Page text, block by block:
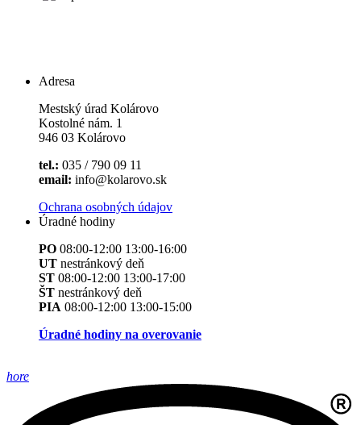
Adresa
Mestský úrad Kolárovo
Kostolné nám. 1
946 03 Kolárovo
tel.: 035 / 790 09 11
email: info@kolarovo.sk
Ochrana osobných údajov
Úradné hodiny
PO 08:00-12:00 13:00-16:00
UT nestránkový deň
ST 08:00-12:00 13:00-17:00
ŠT nestránkový deň
PIA 08:00-12:00 13:00-15:00
Úradné hodiny na overovanie
hore